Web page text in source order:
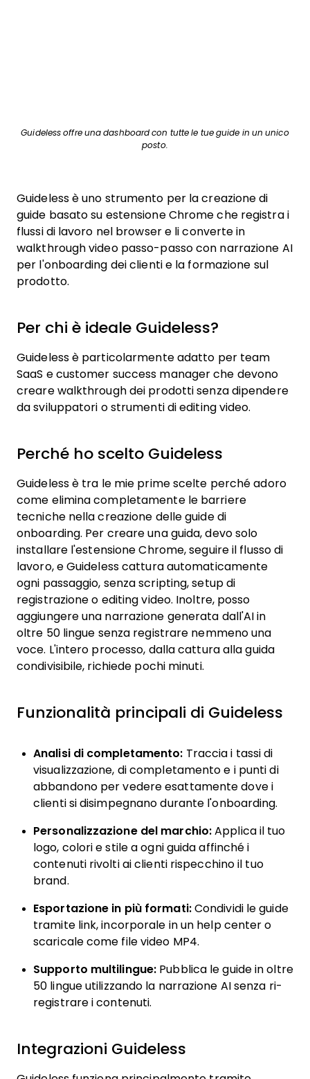
Guideless offre una dashboard con tutte le tue guide in un unico
posto.
Guideless è uno strumento per la creazione di
guide basato su estensione Chrome che registra i
flussi di lavoro nel browser e li converte in
walkthrough video passo-passo con narrazione AI
per l'onboarding dei clienti e la formazione sul
prodotto.
Per chi è ideale Guideless?
Guideless è particolarmente adatto per team
SaaS e customer success manager che devono
creare walkthrough dei prodotti senza dipendere
da sviluppatori o strumenti di editing video.
Perché ho scelto Guideless
Guideless è tra le mie prime scelte perché adoro
come elimina completamente le barriere
tecniche nella creazione delle guide di
onboarding. Per creare una guida, devo solo
installare l'estensione Chrome, seguire il flusso di
lavoro, e Guideless cattura automaticamente
ogni passaggio, senza scripting, setup di
registrazione o editing video. Inoltre, posso
aggiungere una narrazione generata dall'AI in
oltre 50 lingue senza registrare nemmeno una
voce. L'intero processo, dalla cattura alla guida
condivisibile, richiede pochi minuti.
Funzionalità principali di Guideless
Analisi di completamento: Traccia i tassi di
visualizzazione, di completamento e i punti di
abbandono per vedere esattamente dove i
clienti si disimpegnano durante l'onboarding.
Personalizzazione del marchio: Applica il tuo
logo, colori e stile a ogni guida affinché i
contenuti rivolti ai clienti rispecchino il tuo
brand.
Esportazione in più formati:Condividi le guide
tramite link, incorporale in un help center o
scaricale come file video MP4.
Supporto multilingue: Pubblica le guide in oltre
50 lingue utilizzando la narrazione AI senza ri-
registrare i contenuti.
Integrazioni Guideless